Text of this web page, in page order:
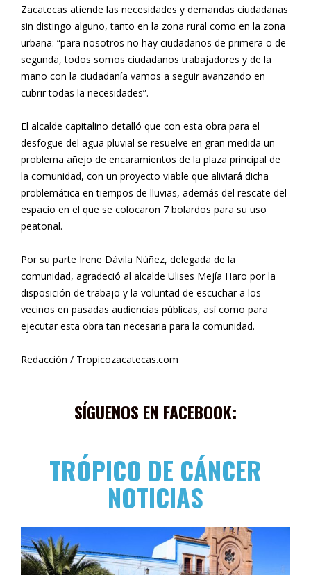
Zacatecas atiende las necesidades y demandas ciudadanas
sin distingo alguno, tanto en la zona rural como en la zona
urbana: “para nosotros no hay ciudadanos de primera o de
segunda, todos somos ciudadanos trabajadores y de la
mano con la ciudadanía vamos a seguir avanzando en
cubrir todas la necesidades”.
El alcalde capitalino detalló que con esta obra para el
desfogue del agua pluvial se resuelve en gran medida un
problema añejo de encaramientos de la plaza principal de
la comunidad, con un proyecto viable que aliviará dicha
problemática en tiempos de lluvias, además del rescate del
espacio en el que se colocaron 7 bolardos para su uso
peatonal.
Por su parte Irene Dávila Núñez, delegada de la
comunidad, agradeció al alcalde Ulises Mejía Haro por la
disposición de trabajo y la voluntad de escuchar a los
vecinos en pasadas audiencias públicas, así como para
ejecutar esta obra tan necesaria para la comunidad.
Redacción / Tropicozacatecas.com
SÍGUENOS EN FACEBOOK:
TRÓPICO DE CÁNCER
NOTICIAS